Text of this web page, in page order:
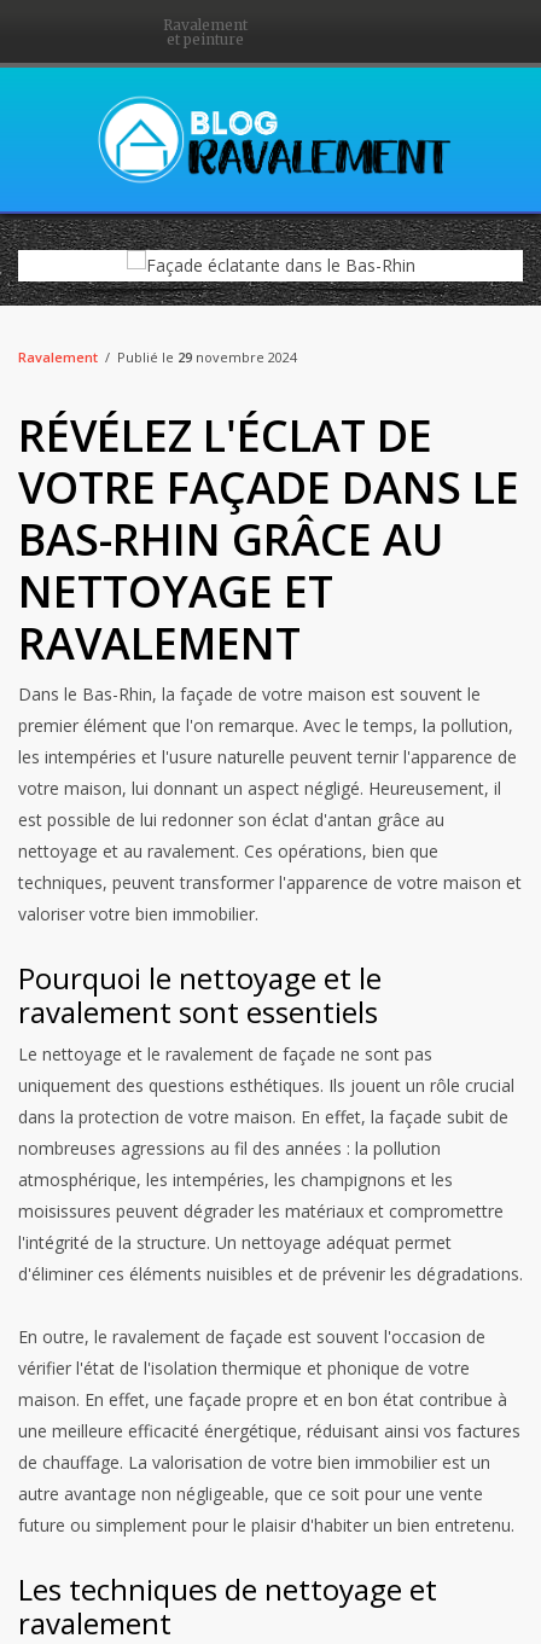
Ravalement
et peinture
Ravalement Publié le 29 novembre 2024
RÉVÉLEZ L'ÉCLAT DE
VOTRE FAÇADE DANS LE
BAS-RHIN GRÂCE AU
NETTOYAGE ET
RAVALEMENT
Dans le Bas-Rhin, la façade de votre maison est souvent le
premier élément que l'on remarque. Avec le temps, la pollution,
les intempéries et l'usure naturelle peuvent ternir l'apparence de
votre maison, lui donnant un aspect négligé. Heureusement, il
est possible de lui redonner son éclat d'antan grâce au
nettoyage et au ravalement. Ces opérations, bien que
techniques, peuvent transformer l'apparence de votre maison et
valoriser votre bien immobilier.
Pourquoi le nettoyage et le
ravalement sont essentiels
Le nettoyage et le ravalement de façade ne sont pas
uniquement des questions esthétiques. Ils jouent un rôle crucial
dans la protection de votre maison. En effet, la façade subit de
nombreuses agressions au fil des années : la pollution
atmosphérique, les intempéries, les champignons et les
moisissures peuvent dégrader les matériaux et compromettre
l'intégrité de la structure. Un nettoyage adéquat permet
d'éliminer ces éléments nuisibles et de prévenir les dégradations.
En outre, le ravalement de façade est souvent l'occasion de
vérifier l'état de l'isolation thermique et phonique de votre
maison. En effet, une façade propre et en bon état contribue à
une meilleure efficacité énergétique, réduisant ainsi vos factures
de chauffage. La valorisation de votre bien immobilier est un
autre avantage non négligeable, que ce soit pour une vente
future ou simplement pour le plaisir d'habiter un bien entretenu.
Les techniques de nettoyage et
ravalement